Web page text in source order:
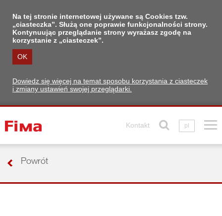
Na tej stronie internetowej używane są Cookies tzw.
„ciasteczka”. Służą one poprawie funkcjonalności strony.
Kontynuując przeglądanie strony wyrażasz zgodę na
korzystanie z „ciasteczek”.
OK
Dowiedz się więcej na temat sposobu korzystania z ciasteczek
i zmiany ustawień swojej przeglądarki.
Kontakt pl
Powrót